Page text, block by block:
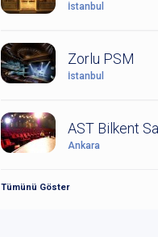
İstanbul
Zorlu PSM
İstanbul
Ankara
Tümünü Göster